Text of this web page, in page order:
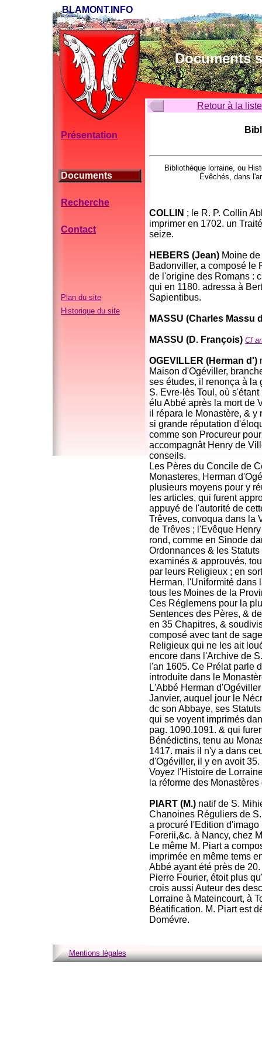
BLAMONT.INFO
Documents
Présentation
Documents
Recherche
Contact
Plan du site
Historique du site
Retour à la
Bibliothèque lorraine, ou
Évêchés, dans
COLLIN ; le R. P. Collin
imprimer en 1702. un
seize.
HEBERS (Jean) Moine
Badonviller, a composé le
de l'origine des Romans :
qui en 1180. adressa à
Sapientibus.
MASSU (Charles Massu
MASSU (D. François) Cf
OGEVILLER (Herman d')
Maison d'Ogéviller,
ses études, il renonça à la
S. Evre-lès Toul, où
élu Abbé après la mort de
il répara le Monastère, &
si grande réputation
comme son Procureur
accompagnât Henry de
conseils.
Les Pères du Concile de
Monasteres, Herman
plusieurs moyens pour y
les articles, qui furent
appuyé de l'autorité de
Trêves, convoqua dans la
de Trêves ; l'Evêque
rond, comme en Sinode
Ordonnances & les
examinés & approuvés,
par leurs Religieux ; en
Herman, l'Uniformité
tous les Moines de la
Ces Réglemens pour la
Sentences des Pères, &
en 35 Chapitres, &
composé avec tant de
Religieux qui ne les ait
encore dans l'Archive de
l'an 1605. Ce Prélat parle
introduite dans le
L'Abbé Herman
Janvier, auquel jour le
dc son Abbaye, ses
qui se voyent imprimés
pag. 1090.1091. & qui
Bénédictins, tenu au
1417. mais il n'y a dans
d'Ogéviller, il y en avoit
Voyez l'Histoire de
la réforme des Monastères
PIART (M.) natif de S.
Chanoines Réguliers de
a procuré l'Edition
Forerii,&c. à Nancy, chez
Le même M. Piart a
imprimée en même tems
Abbé ayant été près de
Pierre Fourier, étoit plus
crois aussi Auteur des
Lorraine à Mateincourt, à
Béatification. M. Piart est
Domévre.
Mentions légales